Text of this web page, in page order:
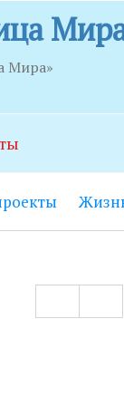
Мира»
до 21.00.
открыт с 9.00
слева от
с 18.15 до